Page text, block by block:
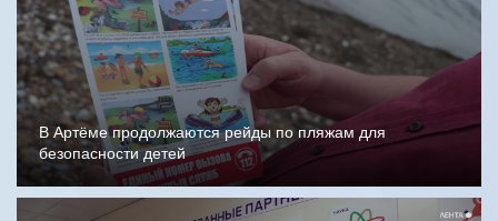
В Артёме продолжаются рейды по пляжам для
безопасности детей